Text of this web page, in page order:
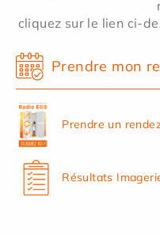
cliquez sur le lien ci-
Prendre mon
Prendre un
Résultats